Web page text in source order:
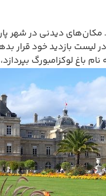
دیدنی در شهر
لیست بازدید خود قرار
نام باغ لوکزامبورگ